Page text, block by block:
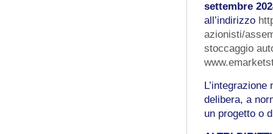
settembre
all’indirizzo
azionisti/
stoccaggio
delibera, a
un progetto o